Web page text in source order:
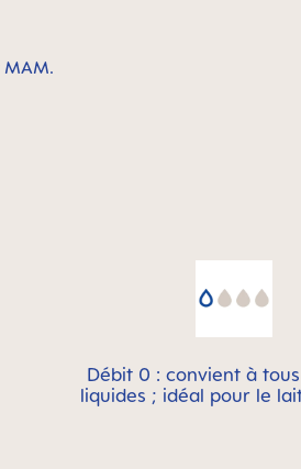
MAM.
Débit 0 : convient à
liquides ; idéal pour le